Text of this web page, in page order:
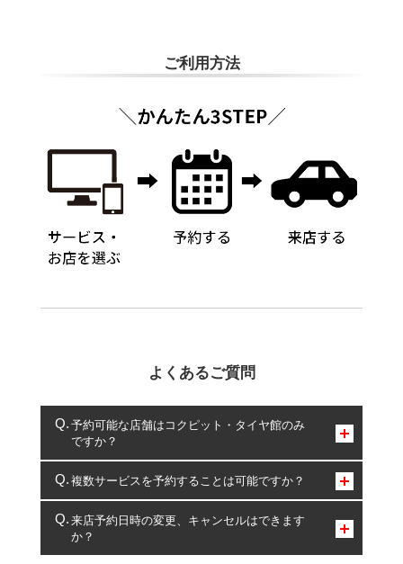
ご利用方法
よくあるご質問
予約可能な店舗はコクピット・タイヤ館のみ
ですか？
コクピット・タイヤ館のみとなります。
複数サービスを予約することは可能ですか？
複数サービスのご予約は可能です。
一部の商品・サービスの組み合わせに限り、同時にご予約が
出来ないものもございます。
来店予約日時の変更、キャンセルはできます
か？